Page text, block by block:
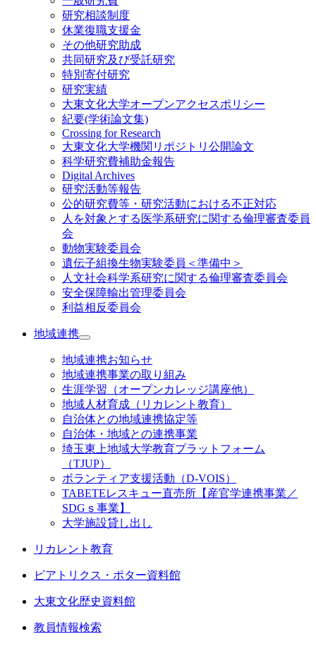
研究相談制度
休業復職支援金
その他研究助成
共同研究及び受託研究
特別寄付研究
研究実績
大東文化大学オープンアクセスポリシー
紀要(学術論文集)
Crossing for Research
大東文化大学機関リポジトリ公開論文
科学研究費補助金報告
Digital Archives
研究活動等報告
公的研究費等・研究活動における不正対応
人を対象とする医学系研究に関する倫理審査委員
会
動物実験委員会
遺伝子組換生物実験委員＜準備中＞
人文社会科学系研究に関する倫理審査委員会
安全保障輸出管理委員会
利益相反委員会
地域連携
地域連携お知らせ
地域連携事業の取り組み
生涯学習（オープンカレッジ講座他）
地域人材育成（リカレント教育）
自治体との地域連携協定等
自治体・地域との連携事業
埼玉東上地域大学教育プラットフォーム
（TJUP）
ボランティア支援活動（D-VOIS）
TABETEレスキュー直売所【産官学連携事業／
SDGｓ事業】
大学施設貸し出し
リカレント教育
ビアトリクス・ポター資料館
大東文化歴史資料館
教員情報検索